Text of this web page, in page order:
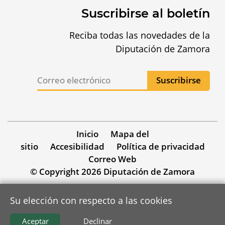
Suscribirse al boletín
Reciba todas las novedades de la
Diputación de Zamora
Inicio
Mapa del
sitio
Accesibilidad
Política de privacidad
Correo Web
© Copyright 2026 Diputación de Zamora
Su elección con respecto a las cookies
Declinar
Aceptar